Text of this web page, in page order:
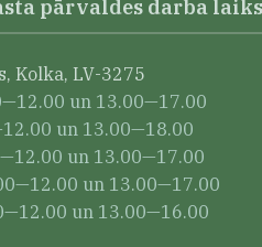
pārvaldes darba laiks
Kolka, LV-3275
un 13.00—17.00
un 13.00—18.00
un 13.00—17.00
un 13.00—17.00
un 13.00—16.00